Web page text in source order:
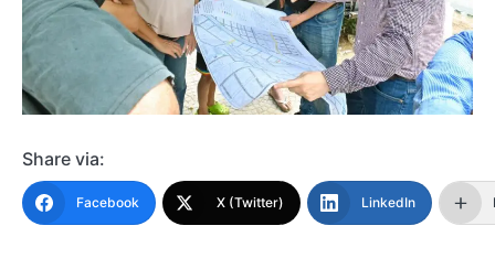
Share via:
Facebook X (Twitter) LinkedIn